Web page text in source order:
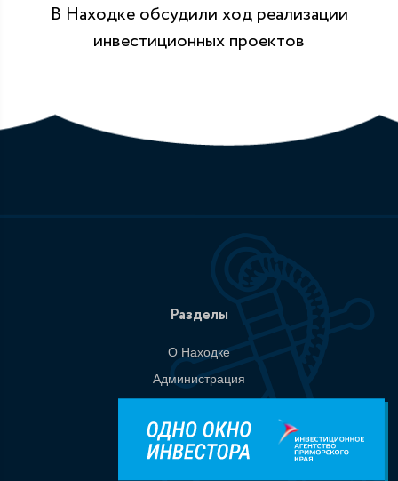
В Находке обсудили ход реализации
инвестиционных проектов
Разделы
О Находке
Администрация
Документы
Национальные проекты